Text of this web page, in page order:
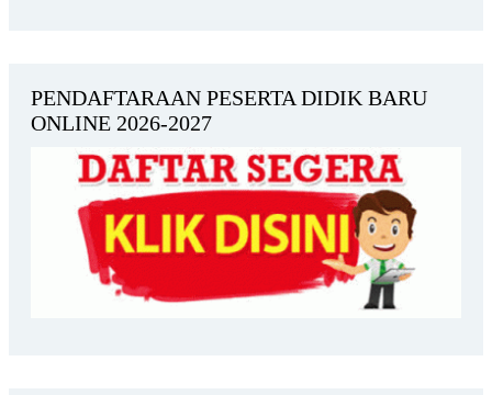
PENDAFTARAAN PESERTA DIDIK BARU
ONLINE 2026-2027